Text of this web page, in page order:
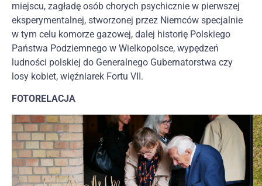
miejscu, zagładę osób chorych psychicznie w pierwszej
eksperymentalnej, stworzonej przez Niemców specjalnie
w tym celu komorze gazowej, dalej historię Polskiego
Państwa Podziemnego w Wielkopolsce, wypędzeń
ludności polskiej do Generalnego Gubernatorstwa czy
losy kobiet, więźniarek Fortu VII.
FOTORELACJA